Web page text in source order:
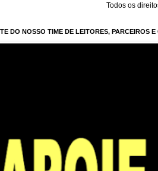
Todos os
DO NOSSO TIME DE LEITORES, PARCEIROS